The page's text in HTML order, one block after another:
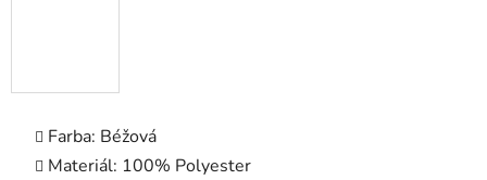
Farba: Béžová
Materiál: 100% Polyester